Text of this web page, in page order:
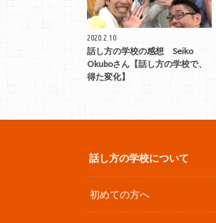
2020.2.10
話し方の学校の感想 Seiko
Okuboさん【話し方の学校で、
得た変化】
話し方の学校について
初めての方へ